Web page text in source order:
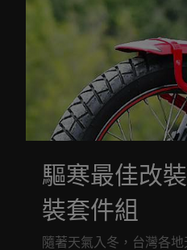
驅寒最佳改
裝套件組
隨著天氣入冬，台灣各